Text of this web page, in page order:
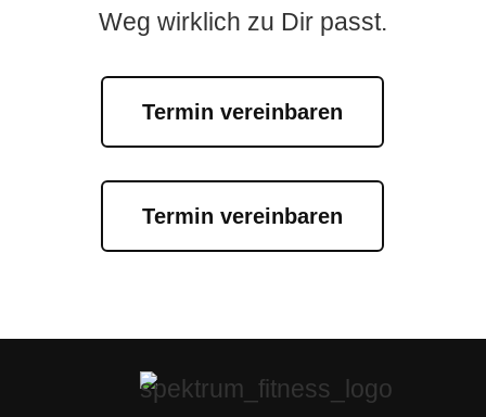
Weg wirklich zu Dir passt.
Termin vereinbaren
Termin vereinbaren